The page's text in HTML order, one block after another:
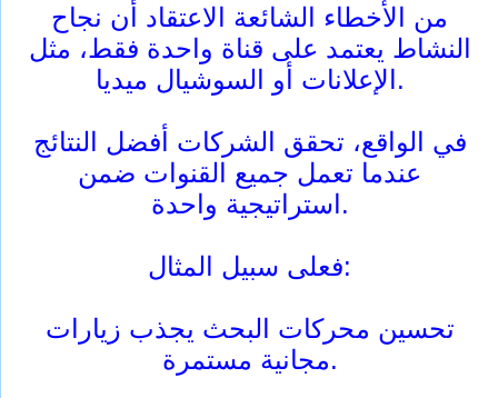
من الأخطاء الشائعة الاعتقاد أن نجاح
النشاط يعتمد على قناة واحدة فقط، مثل
الإعلانات أو السوشيال ميديا.
في الواقع، تحقق الشركات أفضل النتائج
عندما تعمل جميع القنوات ضمن
استراتيجية واحدة.
فعلى سبيل المثال:
تحسين محركات البحث يجذب زيارات
مجانية مستمرة.